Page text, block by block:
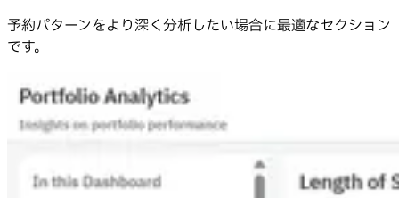
予約パターンをより深く分析したい場合に最適なセクション
です。